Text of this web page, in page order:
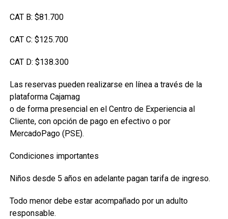
CAT B: $81.700
CAT C: $125.700
CAT D: $138.300
Las reservas pueden realizarse en línea a través de la
plataforma Cajamag
o de forma presencial en el Centro de Experiencia al
Cliente, con opción de pago en efectivo o por
MercadoPago (PSE).
Condiciones importantes
Niños desde 5 años en adelante pagan tarifa de ingreso.
Todo menor debe estar acompañado por un adulto
responsable.